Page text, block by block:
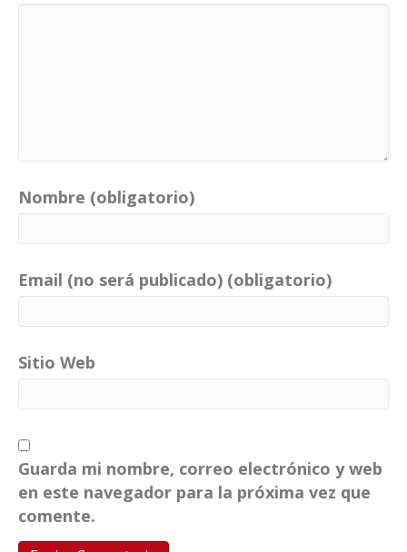
Nombre (obligatorio)
Email (no será publicado) (obligatorio)
Sitio Web
Guarda mi nombre, correo electrónico y web
en este navegador para la próxima vez que
comente.